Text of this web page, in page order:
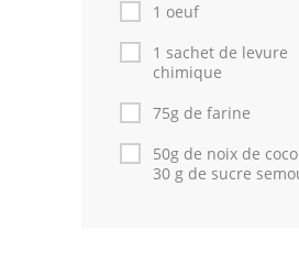
1 oeuf
1 sachet de levure
chimique
75g de farine
50g de noix de
30 g de sucre